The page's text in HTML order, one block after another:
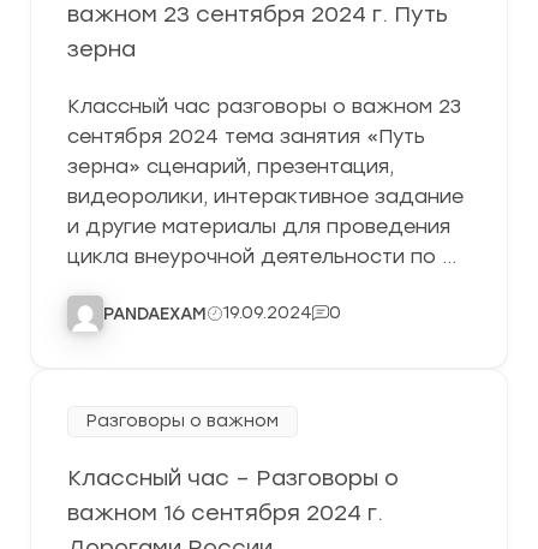
важном 23 сентября 2024 г. Путь
зерна
Классный час разговоры о важном 23
сентября 2024 тема занятия «Путь
зерна» сценарий, презентация,
видеоролики, интерактивное задание
и другие материалы для проведения
цикла внеурочной деятельности по …
PANDAEXAM 19.09.2024 0
Разговоры о важном
Классный час – Разговоры о
важном 16 сентября 2024 г.